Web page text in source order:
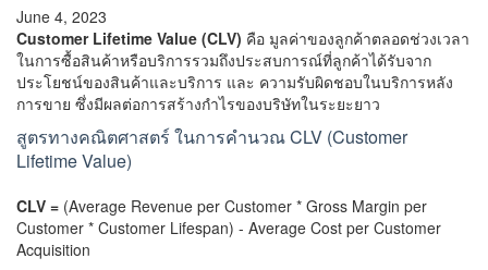
June 4, 2023
Customer Lifetime Value (CLV) คือ มูลค่าของลูกค้าตลอดช่วงเวลา
ในการซื้อสินค้าหรือบริการรวมถึงประสบการณ์ที่ลูกค้าได้รับจาก
ประโยชน์ของสินค้าและบริการ และ ความรับผิดชอบในบริการหลัง
การขาย ซึ่งมีผลต่อการสร้างกำไรของบริษัทในระยะยาว
สูตรทางคณิตศาสตร์ ในการคำนวณ CLV (Customer
Lifetime Value)
CLV = (Average Revenue per Customer * Gross Margin per
Customer * Customer Lifespan) - Average Cost per Customer
Acquisition